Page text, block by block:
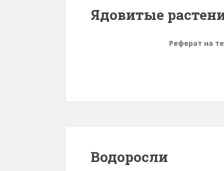
Ядовитые
Реферат на
Водоросли